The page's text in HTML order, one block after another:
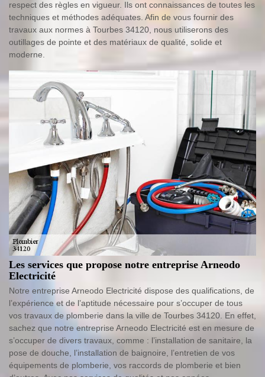
respect des règles en vigueur. Ils ont connaissances de toutes les
techniques et méthodes adéquates. Afin de vous fournir des
travaux aux normes à Tourbes 34120, nous utiliserons des
outillages de pointe et des matériaux de qualité, solide et
moderne.
Les services que propose notre entreprise Arneodo
Electricité
Notre entreprise Arneodo Electricité dispose des qualifications, de
l’expérience et de l’aptitude nécessaire pour s’occuper de tous
vos travaux de plomberie dans la ville de Tourbes 34120. En effet,
sachez que notre entreprise Arneodo Electricité est en mesure de
s’occuper de divers travaux, comme : l’installation de sanitaire, la
pose de douche, l’installation de baignoire, l’entretien de vos
équipements de plomberie, vos raccords de plomberie et bien